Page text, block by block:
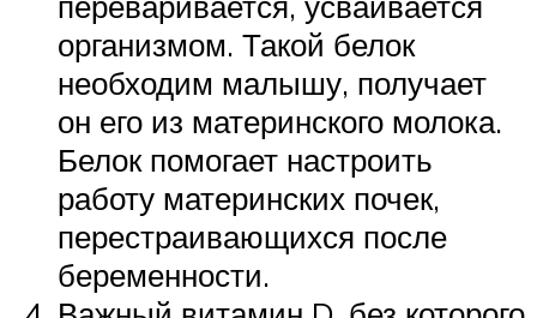
организмом. Такой белок
необходим малышу, получает
он его из материнского молока.
Белок помогает настроить
работу материнских почек,
перестраивающихся после
беременности.